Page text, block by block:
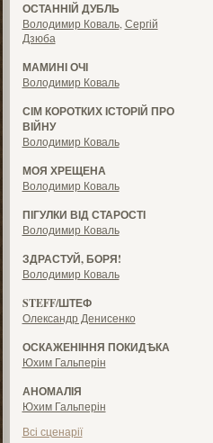
ОСТАННІЙ ДУБЛЬ
Володимир Коваль, Сергій
Дзюба
МАМИНІ ОЧІ
Володимир Коваль
СІМ КОРОТКИХ ІСТОРІЙ ПРО
ВІЙНУ
Володимир Коваль
МОЯ ХРЕЩЕНА
Володимир Коваль
ПІГУЛКИ ВІД СТАРОСТІ
Володимир Коваль
ЗДРАСТУЙ, БОРЯ!
Володимир Коваль
STEFF/ШТЕФ
Олександр Денисенко
ОСКАЖЕНІННЯ ПОКИДѢКА
Юхим Гальперін
АНОМАЛІЯ
Юхим Гальперін
Всі сценарії